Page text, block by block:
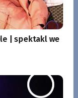
| spektakl we